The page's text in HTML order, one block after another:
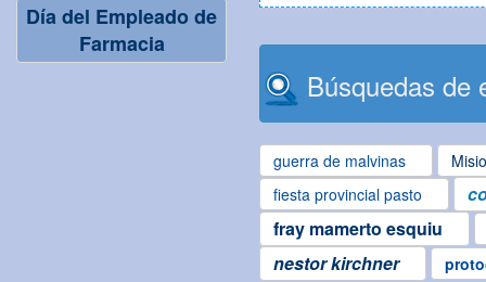
Día del Empleado de
Farmacia
Búsquedas de
guerra de malvinas
fiesta provincial pasto
fray mamerto esquiu
nestor kirchner